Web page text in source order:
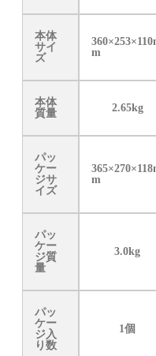
本体
サイ
ズ
m
本体
質量
2.65kg
パッ
ケー
ジサ
イズ
m
パッ
ケー
ジ質
量
3.0kg
パッ
ケー
ジ入
り数
1個